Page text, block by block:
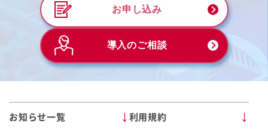
お申し込み
導入のご相談
お知らせ一覧
利用規約